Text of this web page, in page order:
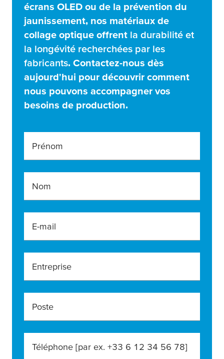
écrans OLED ou de la prévention du
jaunissement, nos matériaux de
collage optique offrent la durabilité et
la longévité recherchées par les
fabricants. Contactez-nous dès
aujourd'hui pour découvrir comment
nous pouvons accompagner vos
besoins de production.
Prénom
Nom
E-mail
Entreprise
Poste
Téléphone [par ex. +33 6 12 34 56 78]